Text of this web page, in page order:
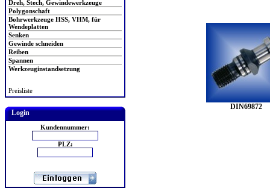
Dreh, Stech, Gewindewerkzeuge
Polygonschaft
Bohrwerkzeuge HSS, VHM, für
Wendeplatten
Senken
Gewinde schneiden
Reiben
Spannen
Werkzeuginstandsetzung
Preisliste
Login
Kundennummer:
PLZ:
DIN69872